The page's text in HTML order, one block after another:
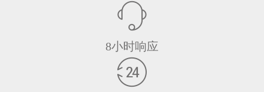
8小时响应